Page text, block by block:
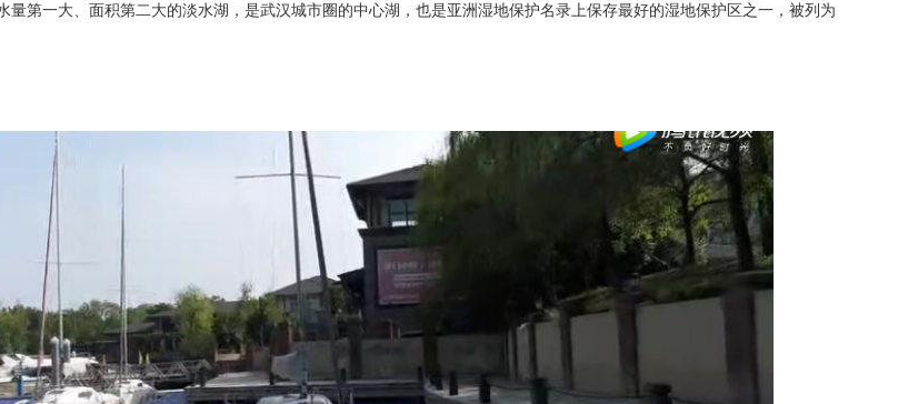
量第一大、面积第二大的淡水湖，是武汉城市圈的中心湖，也是亚洲湿地保护名录上保存最好的湿地保护区之一，被列为